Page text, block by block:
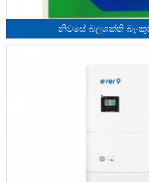
නිවසේ බලශක්ති